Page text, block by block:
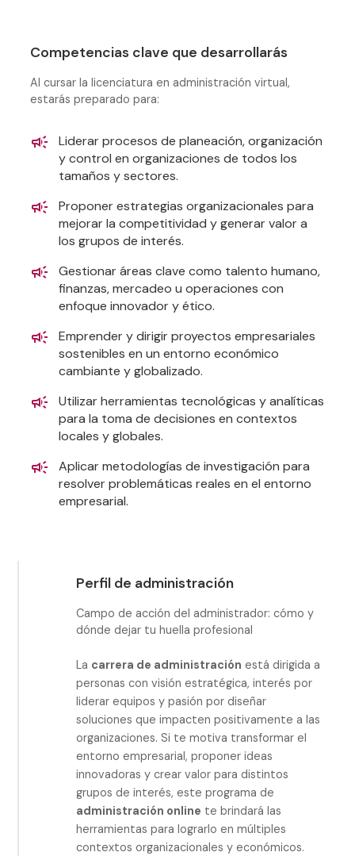
Competencias clave que desarrollarás
Al cursar la licenciatura en administración virtual,
estarás preparado para:
Liderar procesos de planeación, organización
y control en organizaciones de todos los
tamaños y sectores.
Proponer estrategias organizacionales para
mejorar la competitividad y generar valor a
los grupos de interés.
Gestionar áreas clave como talento humano,
finanzas, mercadeo u operaciones con
enfoque innovador y ético.
Emprender y dirigir proyectos empresariales
sostenibles en un entorno económico
cambiante y globalizado.
Utilizar herramientas tecnológicas y analíticas
para la toma de decisiones en contextos
locales y globales.
Aplicar metodologías de investigación para
resolver problemáticas reales en el entorno
empresarial.
Perfil de administración
Campo de acción del administrador: cómo y
dónde dejar tu huella profesional
La carrera de administración está dirigida a
personas con visión estratégica, interés por
liderar equipos y pasión por diseñar
soluciones que impacten positivamente a las
organizaciones. Si te motiva transformar el
entorno empresarial, proponer ideas
innovadoras y crear valor para distintos
grupos de interés, este programa de
administración online te brindará las
herramientas para lograrlo en múltiples
contextos organizacionales y económicos.